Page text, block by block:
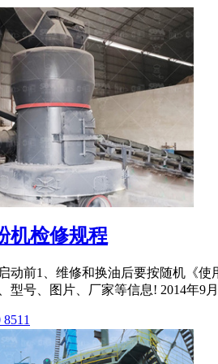
机检修规程
动前1、维修和换油后要按随机《
型号、图片、厂家等信息! 2014年9